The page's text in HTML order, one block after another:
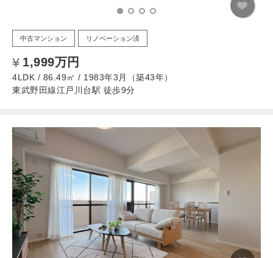
中古マンション リノベーション済
1,999万円
4LDK / 86.49㎡ / 1983年3月（築43年）
東武野田線江戸川台駅 徒歩9分